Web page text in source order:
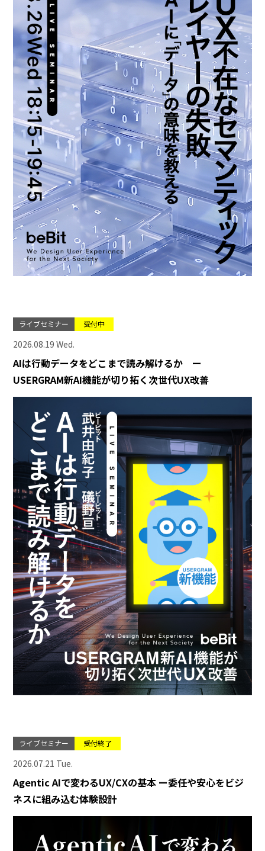
ライブセミナー 受付中
2026.08.19 Wed.
AIは行動データをどこまで読み解けるか ー
USERGRAM新AI機能が切り拓く次世代UX改善
ライブセミナー 受付終了
2026.07.21 Tue.
Agentic AIで変わるUX/CXの基本 ー委任や安心をビジ
ネスに組み込む体験設計